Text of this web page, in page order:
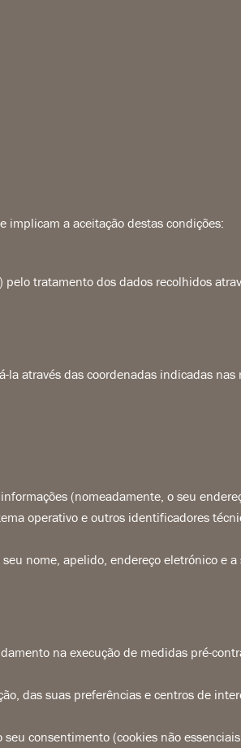
implicam a aceitação destas condições:
tratamento dos dados recolhidos
através das coordenadas indicadas
(nomeadamente, o seu
operativo e outros identificadores
nome, apelido, endereço eletrónico e a
na execução de medidas pré-
das suas preferências e centros de
consentimento (cookies não